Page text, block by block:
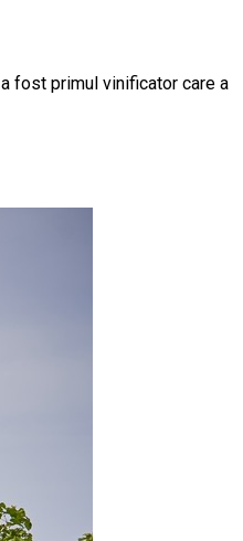
fost primul vinificator care a